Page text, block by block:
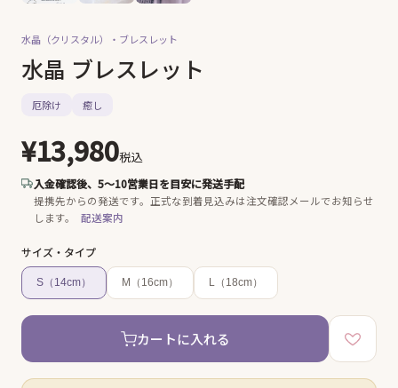
水晶（クリスタル）・ ブレスレット
水晶 ブレスレット
厄除け 癒し
¥13,980税込
入金確認後、5〜10営業日を目安に発送手配
提携先からの発送です。 正式な到着見込みは注文確認メールでお知らせ
します。
配送案内
サイズ・タイプ
S（14cm） M（16cm） L（18cm）
カートに入れる